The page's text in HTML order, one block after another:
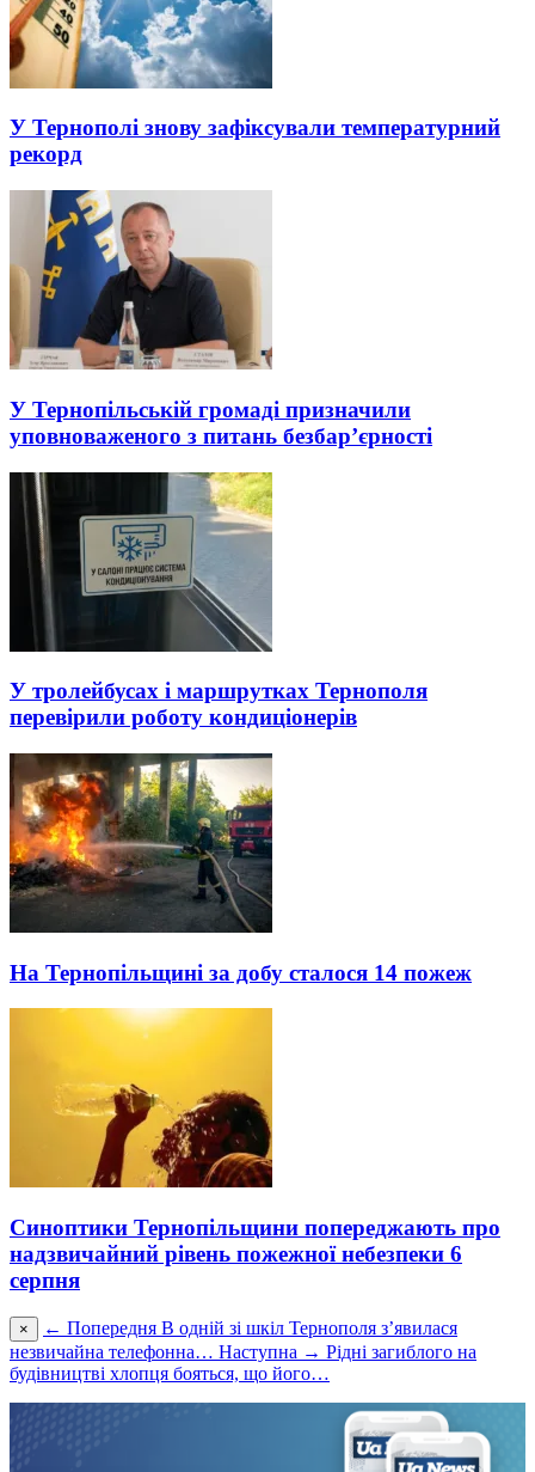
У Тернополі знову зафіксували температурний
рекорд
У Тернопільській громаді призначили
уповноваженого з питань безбар’єрності
У тролейбусах і маршрутках Тернополя
перевірили роботу кондиціонерів
На Тернопільщині за добу сталося 14 пожеж
Синоптики Тернопільщини попереджають про
надзвичайний рівень пожежної небезпеки 6
серпня
× ← Попередня В одній зі шкіл Тернополя з’явилася
незвичайна телефонна… Наступна → Рідні загиблого на
будівництві хлопця бояться, що його…